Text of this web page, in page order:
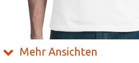
Mehr Ansichten